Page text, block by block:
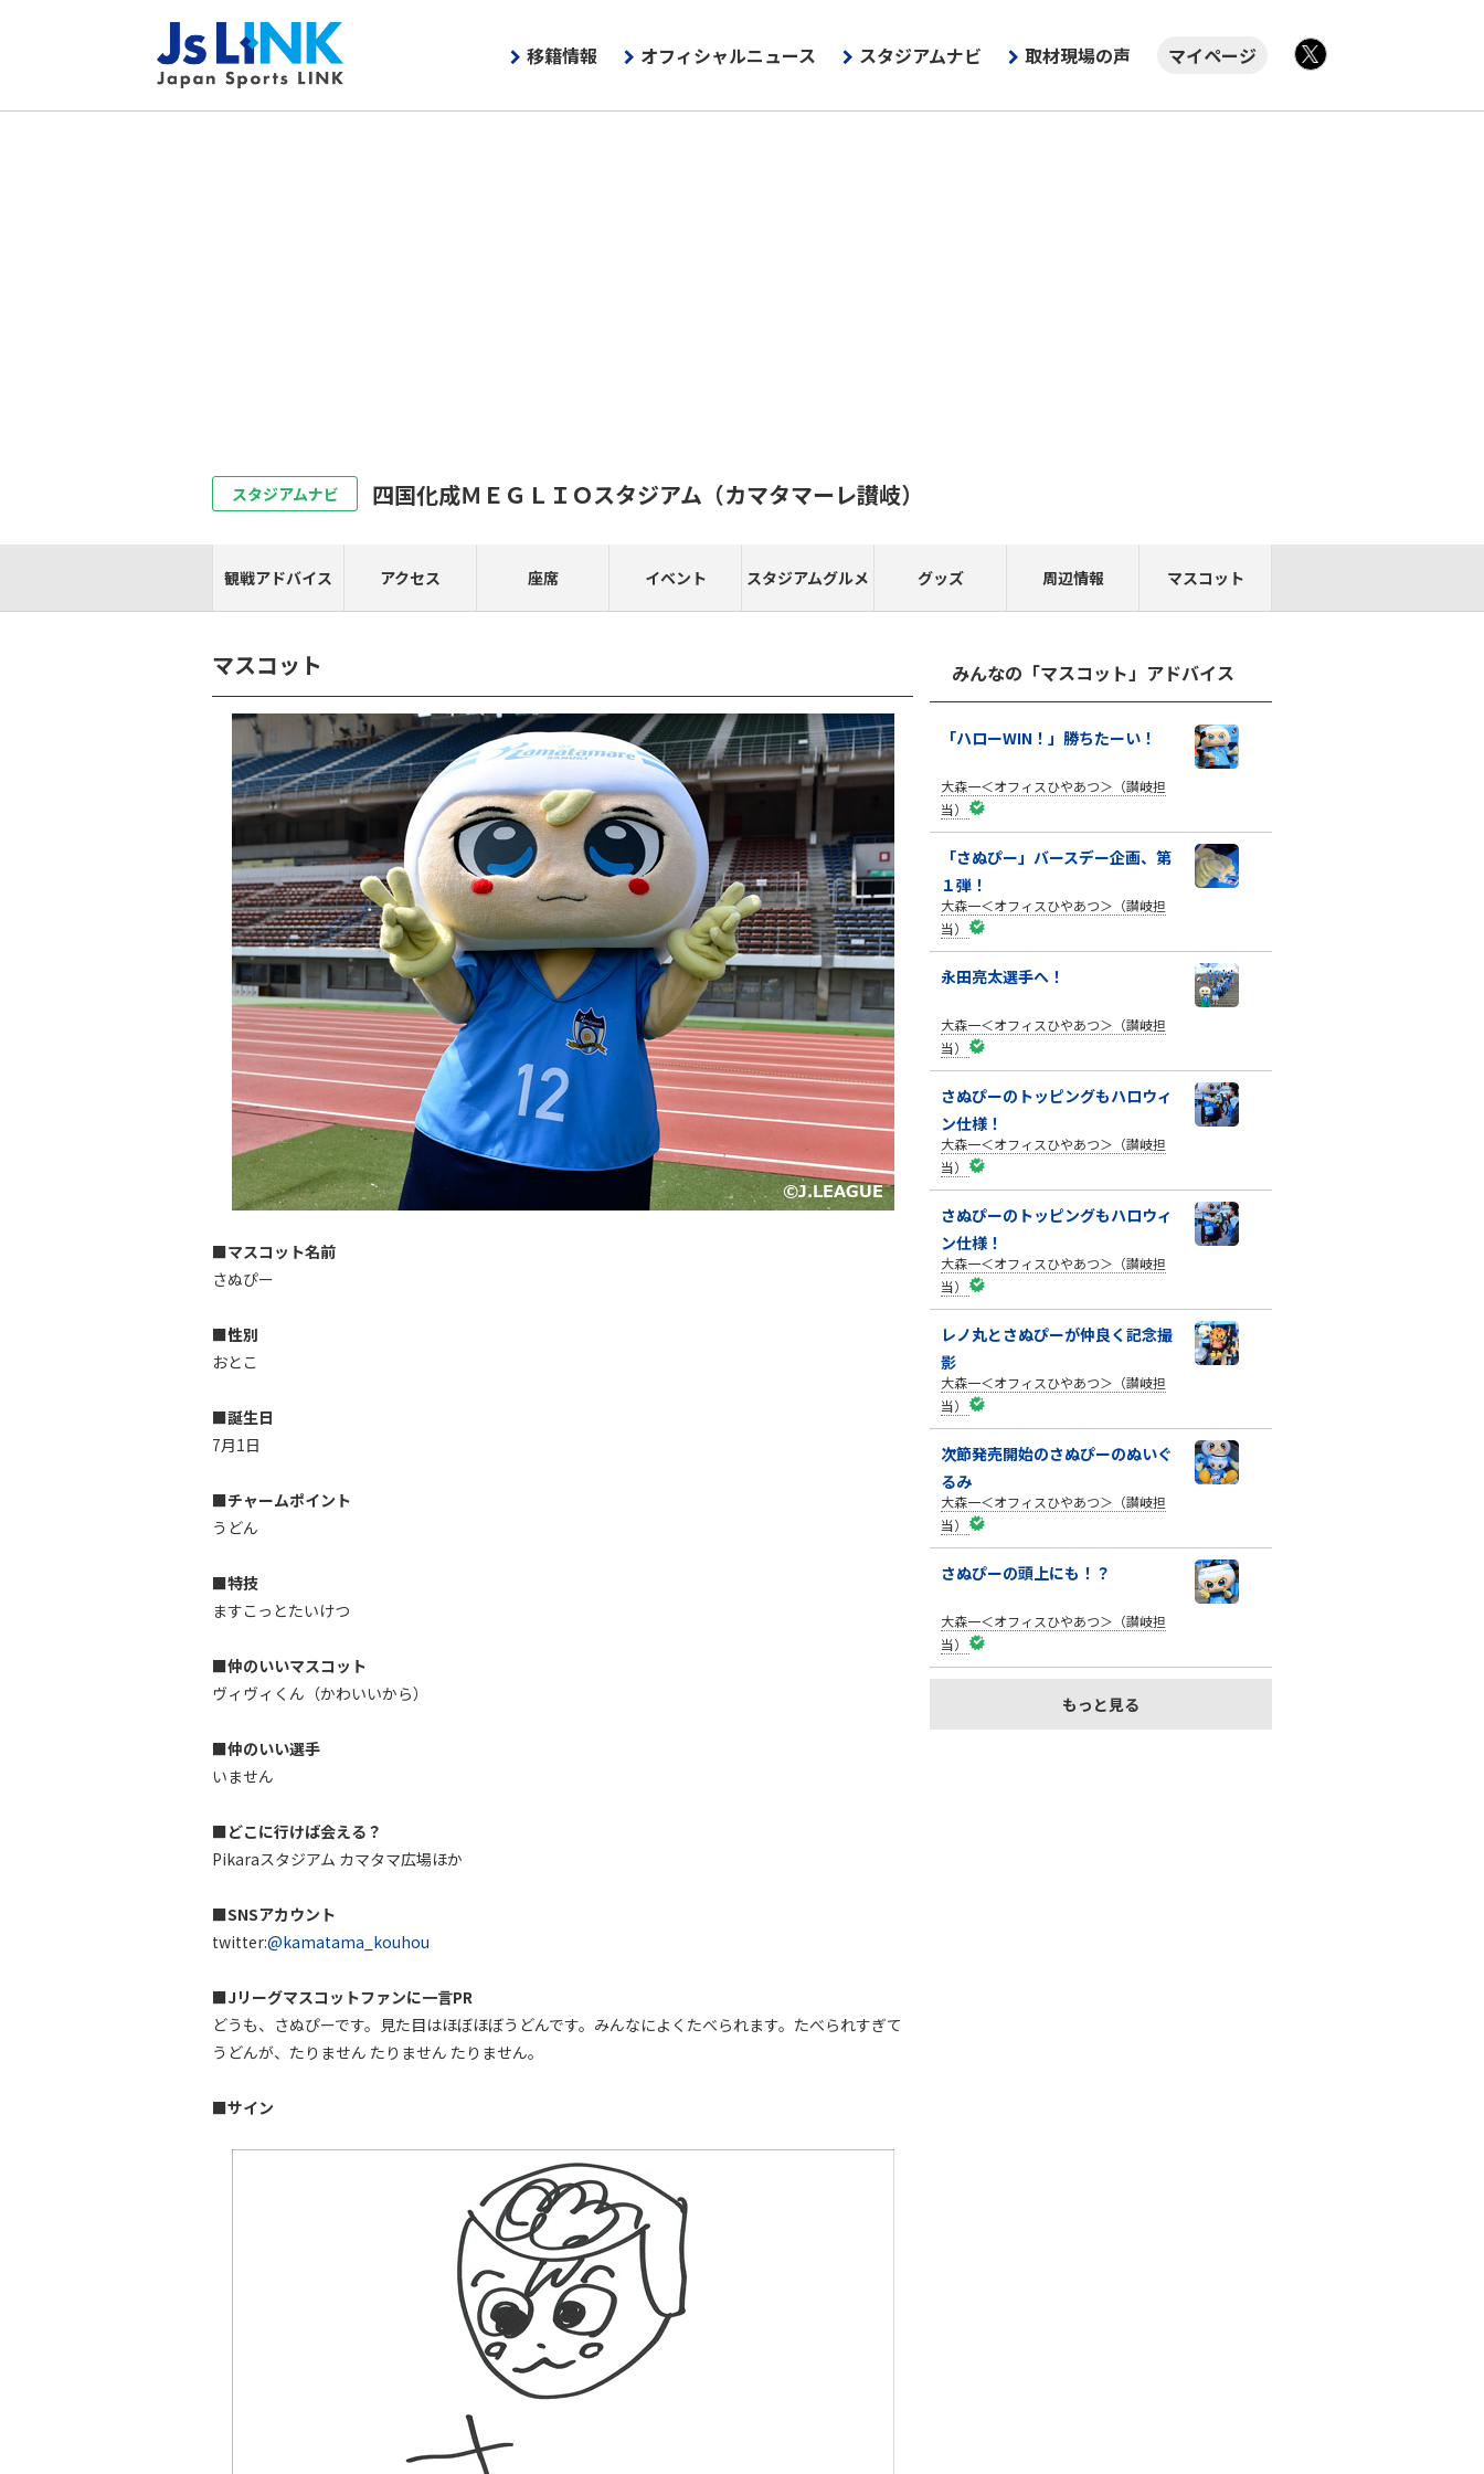
移籍情報 オフィシャルニュース スタジアムナビ 取材現場の声
マイページ
スタジアムナビ 四国化成ＭＥＧＬＩＯスタジアム （カマタマーレ讃岐）
観戦アドバイス アクセス 座席 イベント スタジアムグルメ グッズ 周辺情報 マスコット
マスコット
■マスコット名前
さぬぴー
■性別
おとこ
■誕生日
7月1日
■チャームポイント
うどん
■特技
ますこっとたいけつ
■仲のいいマスコット
ヴィヴィくん（かわいいから）
■仲のいい選手
いません
■どこに行けば会える？
Pikaraスタジアム カマタマ広場ほか
■SNSアカウント
twitter:@kamatama_kouhou
■Jリーグマスコットファンに一言PR
どうも、さぬぴーです。見た目はほぼほぼうどんです。みんなによくたべられます。たべられすぎて
うどんが、たりません たりません たりません。
■サイン
みんなの「マスコット」アドバイス
「ハローWIN！」勝ちたーい！
大森一＜オフィスひやあつ＞（讃岐担
当）
「さぬぴー」バースデー企画、第
１弾！
大森一＜オフィスひやあつ＞（讃岐担
当）
永田亮太選手へ！
大森一＜オフィスひやあつ＞（讃岐担
当）
さぬぴーのトッピングもハロウィ
ン仕様！
大森一＜オフィスひやあつ＞（讃岐担
当）
さぬぴーのトッピングもハロウィ
ン仕様！
大森一＜オフィスひやあつ＞（讃岐担
当）
レノ丸とさぬぴーが仲良く記念撮
影
大森一＜オフィスひやあつ＞（讃岐担
当）
次節発売開始のさぬぴーのぬいぐ
るみ
大森一＜オフィスひやあつ＞（讃岐担
当）
さぬぴーの頭上にも！？
大森一＜オフィスひやあつ＞（讃岐担
当）
もっと見る